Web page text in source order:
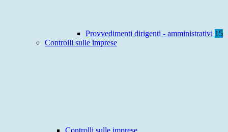
Provvedimenti dirigenti - amministrativi 15
Controlli sulle imprese